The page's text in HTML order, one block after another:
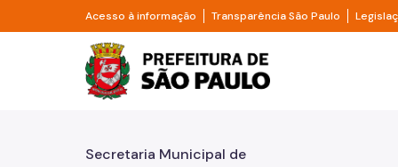
Pular para o Conteúdo principal
Acesso à informação Divisor de acesso à informação
Transparência São Paulo Divisor
Prefeitura de São
Secretaria Municipal de